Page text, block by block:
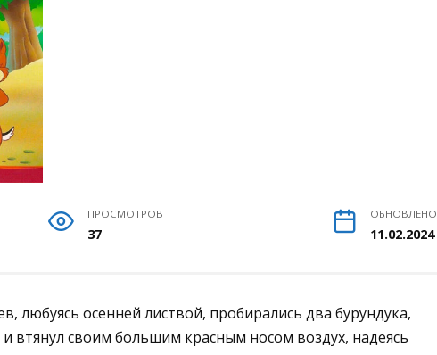
ПРОСМОТРОВ
37
ОБНОВЛЕНО
11.02.2024
любуясь осенней листвой, пробирались два бурундука,
втянул своим большим красным носом воздух, надеясь